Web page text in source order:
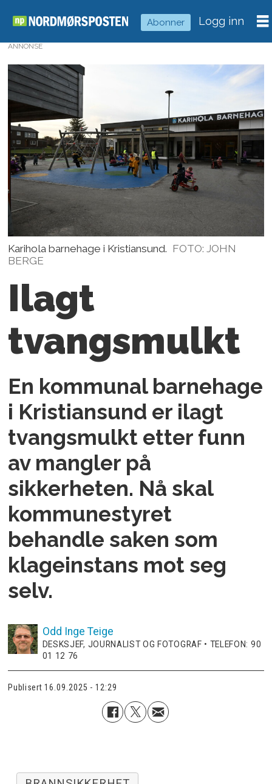
Abonner Logg inn
ANNONSE
Karihola barnehage i Kristiansund. FOTO: JOHN
BERGE
Ilagt
tvangsmulkt
En kommunal barnehage
i Kristiansund er ilagt
tvangsmulkt etter funn
av mangler på
sikkerheten. Nå skal
kommunestyret
behandle saken som
klageinstans mot seg
selv.
Odd Inge Teige
DESKSJEF, JOURNALIST OG FOTOGRAF • TELEFON: 90
01 12 76
Publisert 16.09.2025 - 12:29